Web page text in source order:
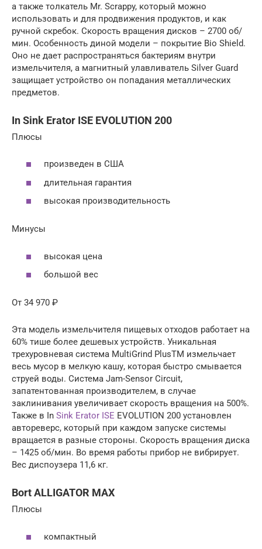
а также толкатель Мr. Scrappy, который можно
использовать и для продвижения продуктов, и как
ручной скребок. Скорость вращения дисков – 2700 об/
мин. Особенность диной модели – покрытие Bio Shield.
Оно не дает распространяться бактериям внутри
измельчителя, а магнитный улавливатель Silver Guard
защищает устройство он попадания металлических
предметов.
In Sink Erator ISE EVOLUTION 200
Плюсы
произведен в США
длительная гарантия
высокая производительность
Минусы
высокая цена
большой вес
От 34 970 ₽
Эта модель измельчителя пищевых отходов работает на
60% тише более дешевых устройств. Уникальная
трехуровневая система MultiGrind PlusTM измельчает
весь мусор в мелкую кашу, которая быстро смывается
струей воды. Система Jam-Sensor Circuit,
запатентованная производителем, в случае
заклинивания увеличивает скорость вращения на 500%.
Также в In Sink Erator ISE EVOLUTION 200 установлен
автореверс, который при каждом запуске системы
вращается в разные стороны. Скорость вращения диска
– 1425 об/мин. Во время работы прибор не вибрирует.
Вес диспоузера 11,6 кг.
Bort ALLIGATOR MAX
Плюсы
компактный